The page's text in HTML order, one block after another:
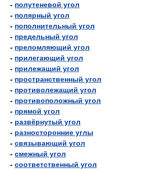
- полутеневой угол
- полярный угол
- пополнительный угол
- предельный угол
- преломляющий угол
- прилегающий угол
- прилежащий угол
- пространственный угол
- противолежащий угол
- противоположный угол
- прямой угол
- развёрнутый угол
- разносторонние углы
- связывающий угол
- смежный угол
- соответственный угол